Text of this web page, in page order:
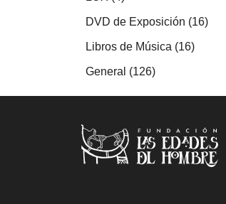
DVD de Exposición 1616
Libros de Música 1616
General 126126